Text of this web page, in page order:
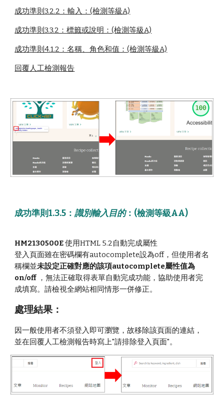
成功準則3.2.2：輸入：(檢測等級A)
成功準則3.3.2：標籤或說明：(檢測等級A)
成功準則4.1.2：名稱、角色和值：(檢測等級A)
回覆人工檢測報告
成功準則1.3.5 ：識別輸入目的：(檢測等級AA)
HM2130500E使用HTML 5.2自動完成屬性
登入頁面雖在密碼欄有autocomplete設為off，但使用者名
稱欄並未設定正確對應的該項autocomplete屬性值為
on/off，無法正確取得表單自動完成功能，協助使用者完
成填寫。請檢視全網站相同情形一併修正。
處理結果：
因一般使用者不須登入即可瀏覽，故移除該頁面的連結，
並在回覆人工檢測報告時寫上"請排除登入頁面"。